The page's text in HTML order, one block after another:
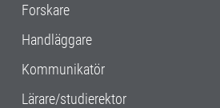
Forskare
Handläggare
Kommunikatör
Lärare/studierektor